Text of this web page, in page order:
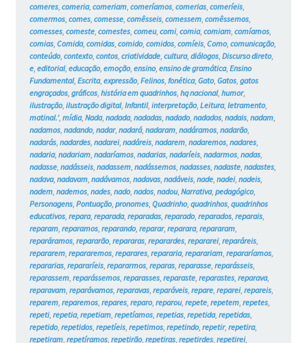
comeres, comeria, comeriam, comeríamos, comerias, comeríeis,
comermos, comes, comesse, comêsseis, comessem, comêssemos,
comesses, comeste, comestes, comeu, comi, comia, comiam, comíamos,
comias, Comida, comidas, comido, comidos, comíeis, Como, comunicação,
conteúdo, contexto, contos, criatividade, cultura, diálogos, Discurso direto,
e, editorial, educação, emoção, ensino, ensino de gramática, Ensino
Fundamental, Escrita, expressão, Felinos, fonética, Gato, Gatos, gatos
engraçados, gráficos, história em quadrinhos, hq nacional, humor,
ilustração, ilustração digital, Infantil, interpretação, Leitura, letramento,
matinal.’, mídia, Nada, nadada, nadadas, nadado, nadados, nadais, nadam,
nadamos, nadando, nadar, nadará, nadaram, nadáramos, nadarão,
nadarás, nadardes, nadarei, nadáreis, nadarem, nadaremos, nadares,
nadaria, nadariam, nadaríamos, nadarias, nadaríeis, nadarmos, nadas,
nadasse, nadásseis, nadassem, nadássemos, nadasses, nadaste, nadastes,
nadava, nadavam, nadávamos, nadavas, nadáveis, nade, nadei, nadeis,
nadem, nademos, nades, nado, nados, nadou, Narrativa, pedagógico,
Personagens, Pontuação, pronomes, Quadrinho, quadrinhos, quadrinhos
educativos, repara, reparada, reparadas, reparado, reparados, reparais,
reparam, reparamos, reparando, reparar, reparara, repararam,
reparáramos, repararão, repararas, reparardes, repararei, reparáreis,
repararem, repararemos, reparares, repararia, reparariam, repararíamos,
repararias, repararíeis, repararmos, reparas, reparasse, reparásseis,
reparassem, reparássemos, reparasses, reparaste, reparastes, reparava,
reparavam, reparávamos, reparavas, reparáveis, repare, reparei, repareis,
reparem, reparemos, repares, reparo, reparou, repete, repetem, repetes,
repeti, repetia, repetiam, repetíamos, repetias, repetida, repetidas,
repetido, repetidos, repetíeis, repetimos, repetindo, repetir, repetira,
repetiram, repetíramos, repetirão, repetiras, repetirdes, repetirei,